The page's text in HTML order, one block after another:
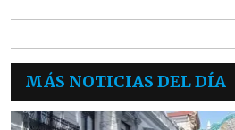
MÁS NOTICIAS DEL DÍA